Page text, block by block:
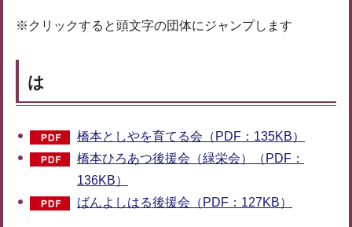
※クリックすると頭文字の団体にジャンプします
は
橋本としやを育てる会（PDF：135KB）
橋本ひろあつ後援会（緑栄会）（PDF：
136KB）
ばんよしはる後援会（PDF：127KB）